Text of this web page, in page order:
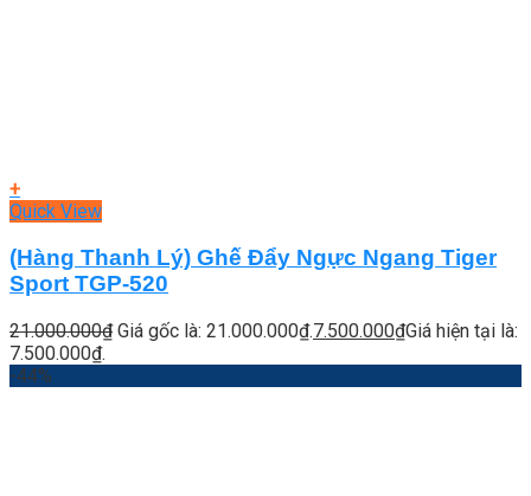
+
Quick View
(Hàng Thanh Lý) Ghế Đẩy Ngực Ngang Tiger
Sport TGP-520
21.000.000₫ Giá gốc là: 21.000.000₫.7.500.000₫Giá hiện tại là:
7.500.000₫.
-44%